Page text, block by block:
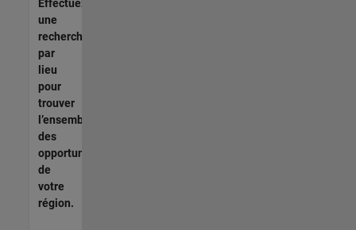
Effectuez
une
recherche
par
lieu
pour
trouver
l’ensemble
des
opportunités
de
votre
région.